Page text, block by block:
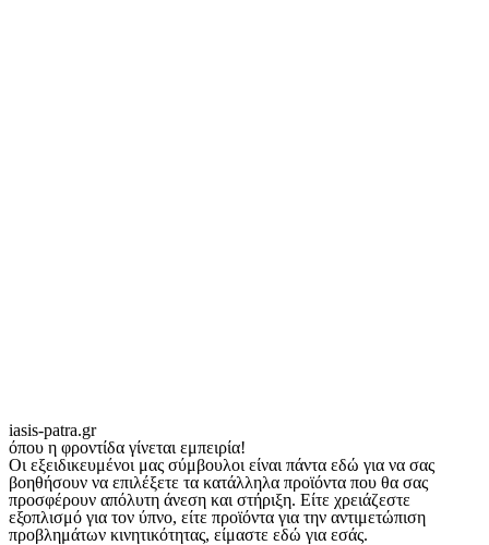
iasis-patra.gr
όπου η φροντίδα γίνεται εμπειρία!
Οι εξειδικευμένοι μας σύμβουλοι είναι πάντα εδώ για να σας
βοηθήσουν να επιλέξετε τα κατάλληλα προϊόντα που θα σας
προσφέρουν απόλυτη άνεση και στήριξη. Είτε χρειάζεστε
εξοπλισμό για τον ύπνο, είτε προϊόντα για την αντιμετώπιση
προβλημάτων κινητικότητας, είμαστε εδώ για εσάς.